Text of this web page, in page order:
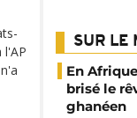
l'AP
SUR LE
En
brisé le
ghanéen